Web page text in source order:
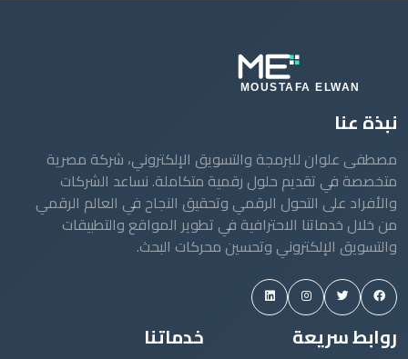
نبذة عنا
مصطفى علوان للبرمجة والتسويق الإلكتروني، شركة مصرية
متخصصة في تقديم حلول رقمية متكاملة. نساعد الشركات
والأفراد على التحول الرقمي وتحقيق النجاح في العالم الرقمي
من خلال خدماتنا الاحترافية في تطوير المواقع والتطبيقات
والتسويق الإلكتروني وتحسين محركات البحث.
روابط سريعة خدماتنا